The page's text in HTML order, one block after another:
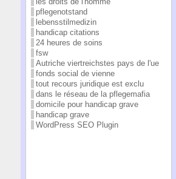
pflegenotstand
lebensstilmedizin
handicap citations
24 heures de soins
fsw
Autriche viertreichstes pays de l'ue
fonds social de vienne
tout recours juridique est exclu
dans le réseau de la pflegemafia
domicile pour handicap grave
handicap grave
WordPress SEO Plugin